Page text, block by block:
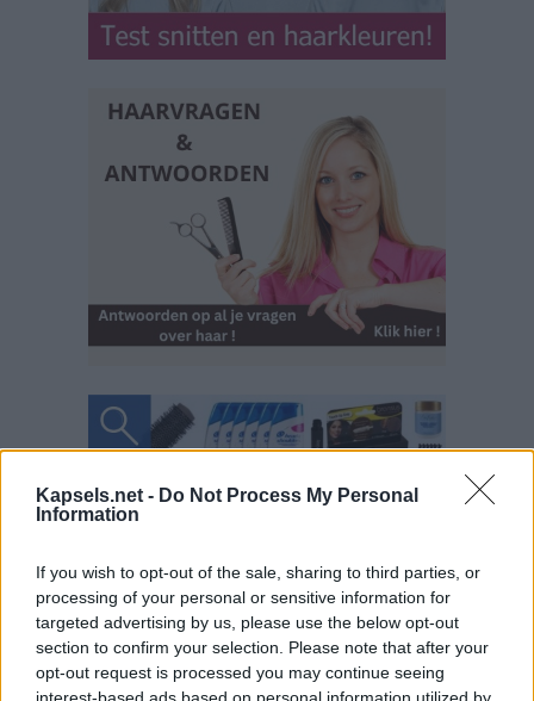
Kapsels.net - Do Not Process My Personal
Information
If you wish to opt-out of the sale, sharing to third parties, or
processing of your personal or sensitive information for
targeted advertising by us, please use the below opt-out
section to confirm your selection. Please note that after your
opt-out request is processed you may continue seeing